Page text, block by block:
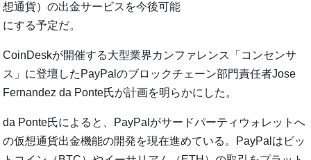
想通貨）の出金サービスを今後可能
にする予定だ。
CoinDeskが開催する大型業界カンファレンス「コンセンサ
ス」に登壇したPayPalのブロックチェーン部門責任者Jose
Fernandez da Ponte氏が計画を明らかにした。
da Ponte氏によると、PayPalがサードパーティウォレットへ
の仮想通貨出金機能の開発を現在進めている。PayPalはビッ